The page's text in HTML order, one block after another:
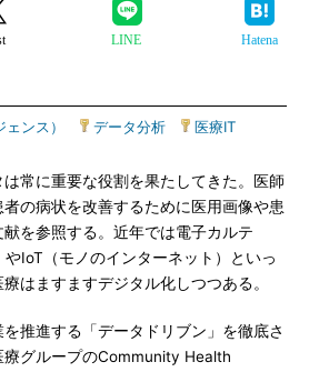
LINE Hatena
ンス） データ分析 医療IT
常に重要な役割を果たしてきた。医師
の病状を改善するために医用画像や患
を参照する。近年では電子カルテ
やIoT（モノのインターネット）といっ
はますますデジタル化しつつある。
推進する「データドリブン」を徹底さ
グループのCommunity Health